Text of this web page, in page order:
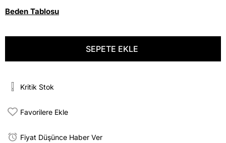
Beden Tablosu
Kritik Stok
Favorilere Ekle
Fiyat Düşünce Haber Ver